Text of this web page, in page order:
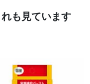
も見ています